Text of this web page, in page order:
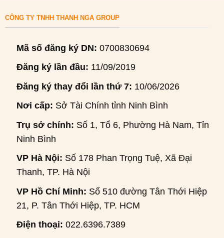
CÔNG TY TNHH THANH NGA GROUP
Mã số đăng ký DN: 0700830694
Đăng ký lần đầu: 11/09/2019
Đăng ký thay đổi lần thứ 7: 10/06/2026
Nơi cấp: Sở Tài Chính tỉnh Ninh Bình
Trụ sở chính: Số 1, Tổ 6, Phường Hà Nam, Tỉnh
Ninh Bình
VP Hà Nội: Số 178 Phan Trọng Tuệ, Xã Đại
Thanh, TP. Hà Nội
VP Hồ Chí Minh: Số 510 đường Tân Thới Hiệp
21, P. Tân Thới Hiệp, TP. HCM
Điện thoại: 022.6396.7389